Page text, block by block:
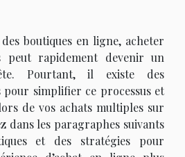
boutiques en ligne, acheter
peut rapidement devenir un
Pourtant, il existe des
pour simplifier ce processus et
de vos achats multiples sur
dans les paragraphes suivants
et des stratégies pour